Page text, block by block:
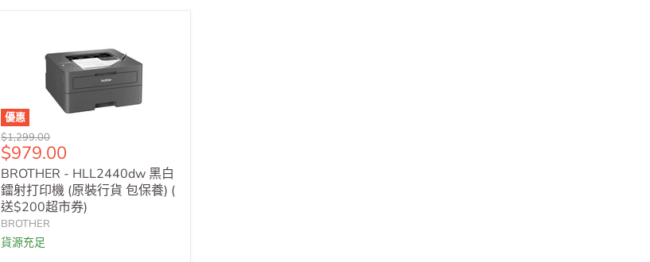
優惠
原
價
$1,299.00
售
價
$979.00
BROTHER - HLL2440dw 黑白
鐳射打印機 (原裝行貨 包保養) (
送$200超市券)
BROTHER
貨源充足